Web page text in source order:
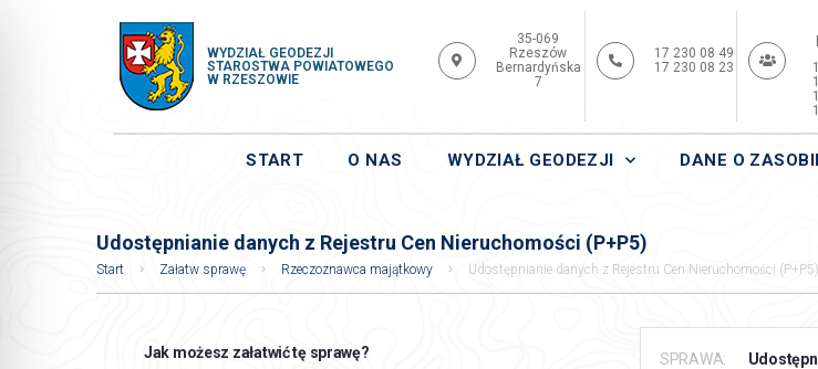
WYDZIAŁ GEODEZJI
STAROSTWA POWIATOWEGO
W RZESZOWIE
35-069
Rzeszów
Bernardyńska
7
17 230 08 49
17 230 08 23
START O NAS WYDZIAŁ GEODEZJI DANE O
Udostępnianie danych z Rejestru Cen Nieruchomości (P+P5)
Start Załatw sprawę Rzeczoznawca majątkowy Udostępnianie danych z Rejestru Cen Nieruchomości (P+P5)
Jak możesz załatwić tę sprawę? SPRAWA: